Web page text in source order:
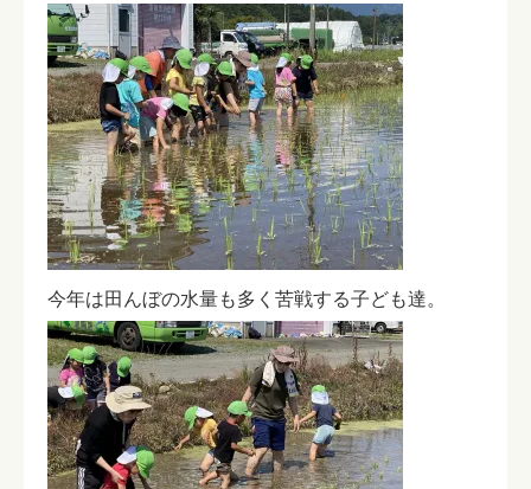
今年は田んぼの水量も多く苦戦する子ども達。